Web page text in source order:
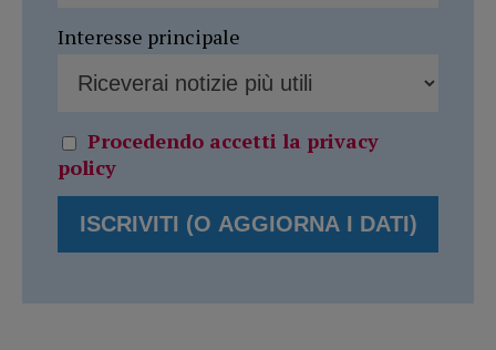
Interesse principale
Procedendo accetti la privacy
policy